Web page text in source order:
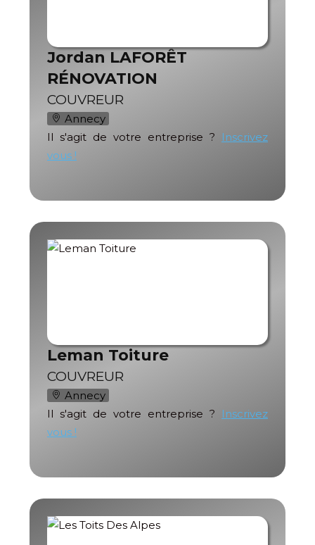
Jordan LAFORÊT
RÉNOVATION
COUVREUR
Annecy
Il s'agit de votre entreprise ?
Inscrivez
vous !
Leman Toiture
COUVREUR
Annecy
Il s'agit de votre entreprise ?
Inscrivez
vous !